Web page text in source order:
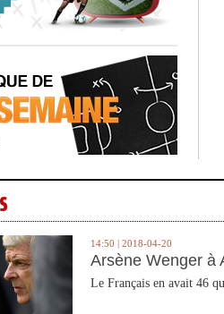
14:50 | 2018-04-20
Arsène Wenger à
Le Français en avait 46